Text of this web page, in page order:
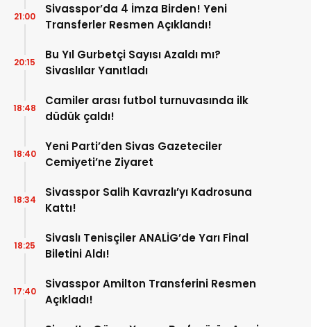
Sivasspor’da 4 İmza Birden! Yeni
Transferler Resmen Açıklandı!
21:00
Bu Yıl Gurbetçi Sayısı Azaldı mı?
Sivaslılar Yanıtladı
20:15
Camiler arası futbol turnuvasında ilk
düdük çaldı!
18:48
Yeni Parti’den Sivas Gazeteciler
Cemiyeti’ne Ziyaret
18:40
Sivasspor Salih Kavrazlı’yı Kadrosuna
Kattı!
18:34
Sivaslı Tenisçiler ANALİG’de Yarı Final
Biletini Aldı!
18:25
Sivasspor Amilton Transferini Resmen
Açıkladı!
17:40